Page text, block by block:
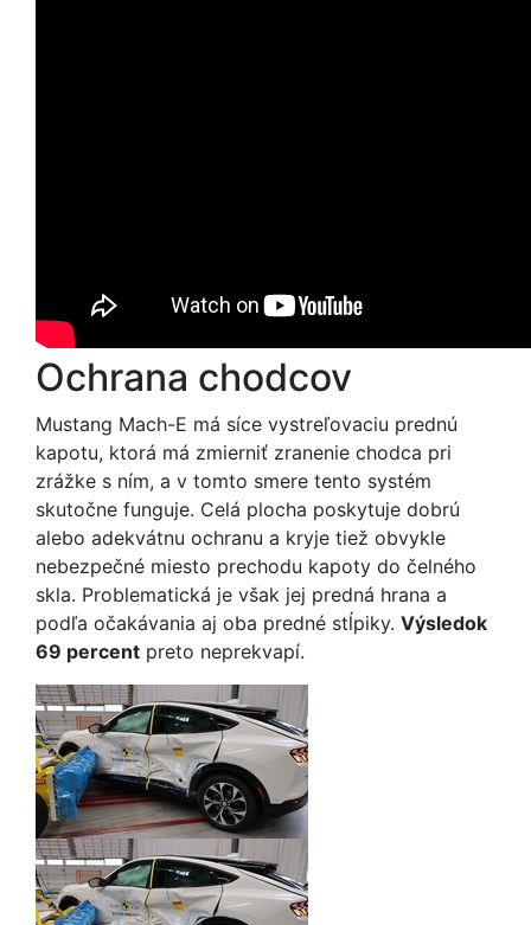
Ochrana chodcov
Mustang Mach-E má síce vystreľovaciu prednú
kapotu, ktorá má zmierniť zranenie chodca pri
zrážke s ním, a v tomto smere tento systém
skutočne funguje. Celá plocha poskytuje dobrú
alebo adekvátnu ochranu a kryje tiež obvykle
nebezpečné miesto prechodu kapoty do čelného
skla. Problematická je však jej predná hrana a
podľa očakávania aj oba predné stĺpiky. Výsledok
69 percent preto neprekvapí.